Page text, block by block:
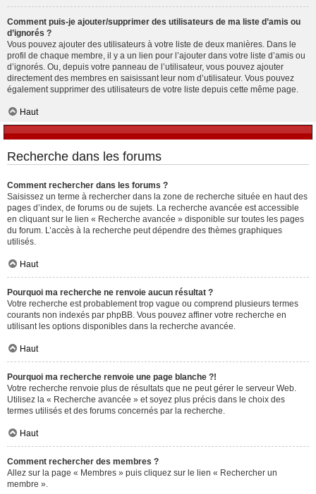
Comment puis-je ajouter/supprimer des utilisateurs de ma liste d’amis ou
d’ignorés ?
Vous pouvez ajouter des utilisateurs à votre liste de deux manières. Dans le
profil de chaque membre, il y a un lien pour l’ajouter dans votre liste d’amis ou
d’ignorés. Ou, depuis votre panneau de l’utilisateur, vous pouvez ajouter
directement des membres en saisissant leur nom d’utilisateur. Vous pouvez
également supprimer des utilisateurs de votre liste depuis cette même page.
Haut
Recherche dans les forums
Comment rechercher dans les forums ?
Saisissez un terme à rechercher dans la zone de recherche située en haut des
pages d’index, de forums ou de sujets. La recherche avancée est accessible
en cliquant sur le lien « Recherche avancée » disponible sur toutes les pages
du forum. L’accès à la recherche peut dépendre des thèmes graphiques
utilisés.
Haut
Pourquoi ma recherche ne renvoie aucun résultat ?
Votre recherche est probablement trop vague ou comprend plusieurs termes
courants non indexés par phpBB. Vous pouvez affiner votre recherche en
utilisant les options disponibles dans la recherche avancée.
Haut
Pourquoi ma recherche renvoie une page blanche ?!
Votre recherche renvoie plus de résultats que ne peut gérer le serveur Web.
Utilisez la « Recherche avancée » et soyez plus précis dans le choix des
termes utilisés et des forums concernés par la recherche.
Haut
Comment rechercher des membres ?
Allez sur la page « Membres » puis cliquez sur le lien « Rechercher un
membre ».